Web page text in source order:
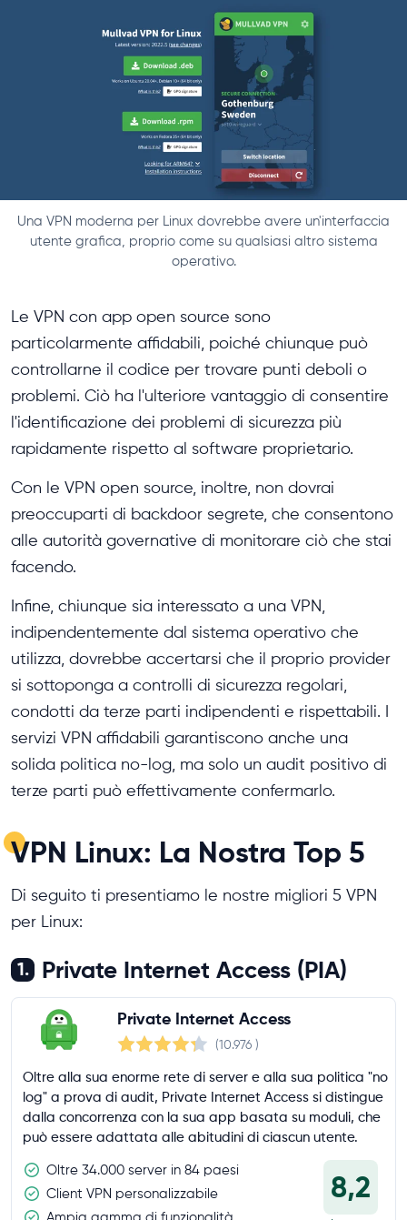
Una VPN moderna per Linux dovrebbe avere un'interfaccia
utente grafica, proprio come su qualsiasi altro sistema
operativo.
Le VPN con app open source sono
particolarmente affidabili, poiché chiunque può
controllarne il codice per trovare punti deboli o
problemi. Ciò ha l'ulteriore vantaggio di consentire
l'identificazione dei problemi di sicurezza più
rapidamente rispetto al software proprietario.
Con le VPN open source, inoltre, non dovrai
preoccuparti di backdoor segrete, che consentono
alle autorità governative di monitorare ciò che stai
facendo.
Infine, chiunque sia interessato a una VPN,
indipendentemente dal sistema operativo che
utilizza, dovrebbe accertarsi che il proprio provider
si sottoponga a controlli di sicurezza regolari,
condotti da terze parti indipendenti e rispettabili. I
servizi VPN affidabili garantiscono anche una
solida politica no-log, ma solo un audit positivo di
terze parti può effettivamente confermarlo.
VPN Linux: La Nostra Top 5
Di seguito ti presentiamo le nostre migliori 5 VPN
per Linux:
1. Private Internet Access (PIA)
Private Internet Access
(10.976 )
Oltre alla sua enorme rete di server e alla sua politica "no
log" a prova di audit, Private Internet Access si distingue
dalla concorrenza con la sua app basata su moduli, che
può essere adattata alle abitudini di ciascun utente.
Oltre 34.000 server in 84 paesi
Client VPN personalizzabile
Ampia gamma di funzionalità
8,2